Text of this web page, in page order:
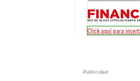
Publicidad